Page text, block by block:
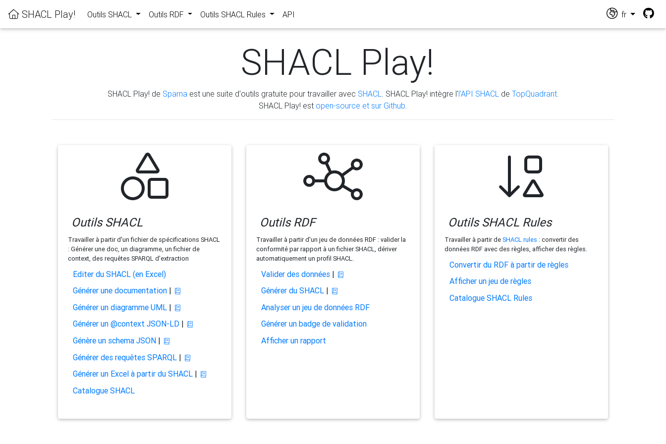
SHACL Play! Outils SHACL Outils RDF Outils SHACL Rules API fr
SHACL Play!
SHACL Play! de Sparna est une suite d'outils gratuite pour travailler avec SHACL . SHACL Play! intègre l'l'API SHACL de TopQuadrant.
SHACL Play! est open-source et sur Github
Outils SHACL
Travailler à partir d'un fichier de spécifications SHACL
: Générer une doc, un diagramme, un fichier de
context, des requêtes SPARQL d'extraction
Editer du SHACL (en Excel)
Générer une documentation|
Générer un diagramme UML|
Générer un @context JSON-LD|
Génère un schema JSON|
Générer des requêtes SPARQL|
Générer un Excel à partir du SHACL|
Catalogue SHACL
Outils RDF
Travailler à partir d'un jeu de données RDF : valider la
conformité par rapport à un fichier SHACL, dériver
automatiquement un profil SHACL.
Valider des données|
Générer du SHACL|
Analyser un jeu de données RDF
Générer un badge de validation
Afficher un rapport
Outils SHACL Rules
Travailler à partir deSHACL rules : convertir des
données RDF avec des règles, afficher des règles.
Convertir du RDF à partir de règles
Afficher un jeu de règles
Catalogue SHACL Rules